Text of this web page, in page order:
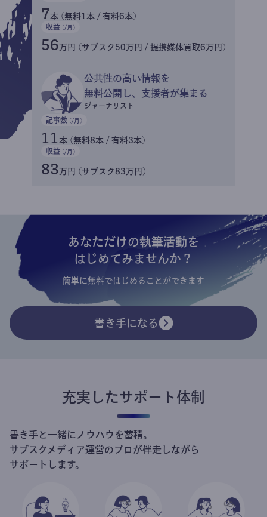
7本 (無料1本 / 有料6本)
収益 (/月)
56万円 (サブスク50万円 / 提携媒体買取6万円)
公共性の高い情報を
無料公開し、支援者が集まる
ジャーナリスト
記事数 (/月)
11 本 (無料8本 / 有料3本)
収益 (/月)
83万円 (サブスク83万円)
あなただけの執筆活動を
はじめてみませんか？
簡単に無料ではじめることができます
書き手になる
充実したサポート体制
書き手と一緒にノウハウを蓄積。
サブスクメディア運営のプロが伴走しながら
サポートします。